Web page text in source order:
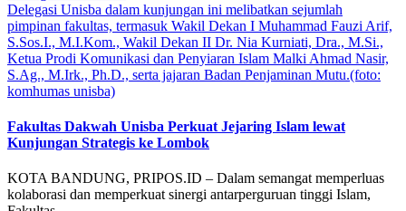
Delegasi Unisba dalam kunjungan ini melibatkan sejumlah
pimpinan fakultas, termasuk Wakil Dekan I Muhammad Fauzi Arif,
S.Sos.I., M.I.Kom., Wakil Dekan II Dr. Nia Kurniati, Dra., M.Si.,
Ketua Prodi Komunikasi dan Penyiaran Islam Malki Ahmad Nasir,
S.Ag., M.Irk., Ph.D., serta jajaran Badan Penjaminan Mutu.(foto:
komhumas unisba)
Fakultas Dakwah Unisba Perkuat Jejaring Islam lewat
Kunjungan Strategis ke Lombok
KOTA BANDUNG, PRIPOS.ID – Dalam semangat memperluas
kolaborasi dan memperkuat sinergi antarperguruan tinggi Islam,